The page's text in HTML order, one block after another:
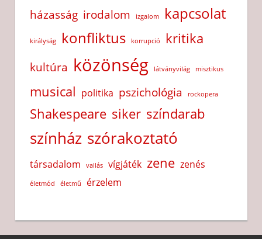
házasság irodalom izgalom kapcsolat
királyság konfliktus korrupció kritika
kultúra közönség látványvilág misztikus
musical politika pszichológia rockopera
Shakespeare siker színdarab
színház szórakoztató
társadalom vallás vígjáték zene zenés
életmód életmű érzelem